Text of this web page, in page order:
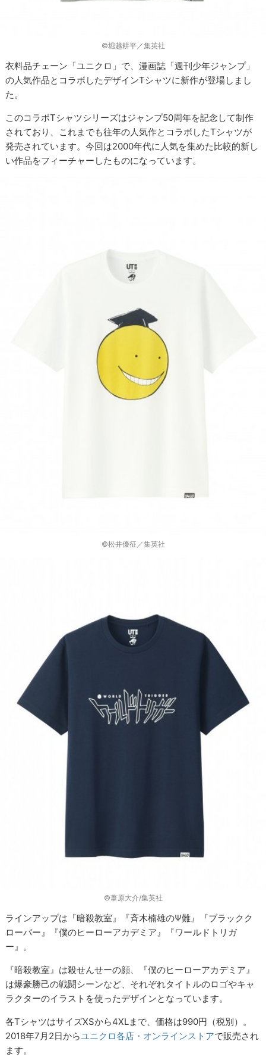
©堀越耕平／集英社
衣料品チェーン「ユニクロ」で、漫画誌「週刊少年ジャンプ」
の人気作品とコラボしたデザインTシャツに新作が登場しまし
た。
このコラボTシャツシリーズはジャンプ50周年を記念して制作
されており、これまでも往年の人気作とコラボしたTシャツが
発売されています。今回は2000年代に人気を集めた比較的新し
い作品をフィーチャーしたものになっています。
©松井優征／集英社
©葦原大介/集英社
ラインアップは『暗殺教室』『斉木楠雄のΨ難』『ブラックク
ローバー』『僕のヒーローアカデミア』『ワールドトリガ
ー』。
『暗殺教室』は殺せんせーの顔、『僕のヒーローアカデミア』
は爆豪勝己の戦闘シーンなど、それぞれタイトルのロゴやキャ
ラクターのイラストを使ったデザインとなっています。
各TシャツはサイズXSから4XLまで、価格は990円（税別）。
2018年7月2日からユニクロ各店・オンラインストアで販売され
ます。